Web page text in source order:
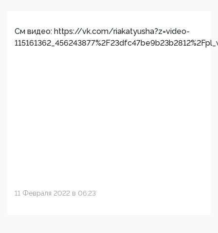
См видео: https://vk.com/riakatyusha?z=video-
11 Февраля 2022 в 06:23